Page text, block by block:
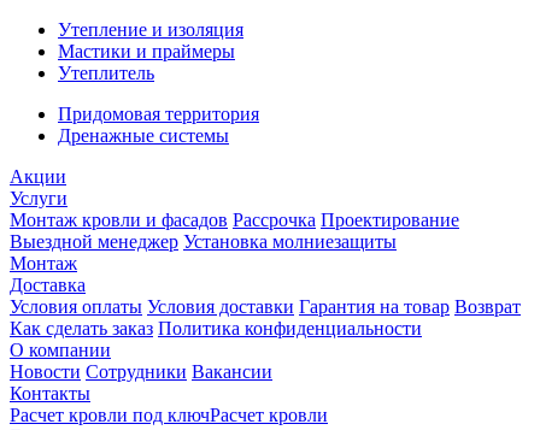
Утепление и изоляция
Мастики и праймеры
Утеплитель
Придомовая территория
Дренажные системы
Акции
Услуги
Монтаж кровли и фасадов Рассрочка Проектирование
Выездной менеджер Установка молниезащиты
Монтаж
Доставка
Условия оплаты Условия доставки Гарантия на товар Возврат
Как сделать заказ Политика конфиденциальности
О компании
Новости Сотрудники Вакансии
Контакты
Расчет кровли под ключРасчет кровли